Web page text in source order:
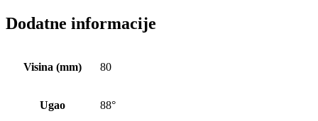
Dodatne informacije
Visina (mm) 80
Ugao 88°